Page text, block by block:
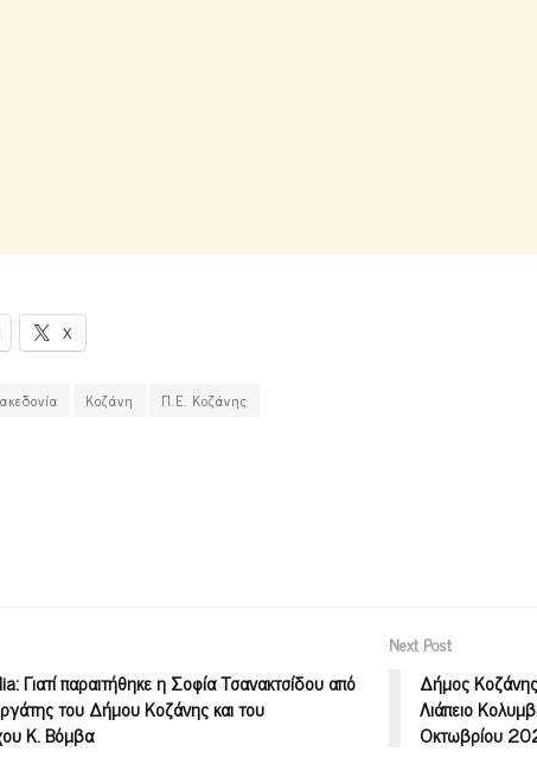
X
Κοζάνη Π.Ε. Κοζάνης
Γιατί παραιτήθηκε η Σοφία Τσανακτσίδου από
του Δήμου Κοζάνης και του
Κ. Βόμβα
Next Post
Δήμος
Λιάπειο
Οκτωβρίου